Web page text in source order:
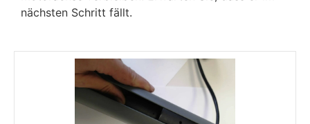
nächsten Schritt fällt.